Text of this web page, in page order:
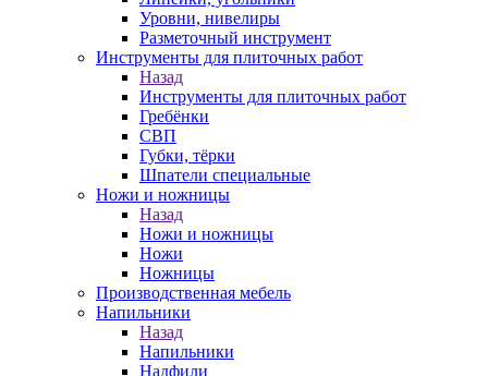
Уровни, нивелиры
Разметочный инструмент
Инструменты для плиточных работ
Назад
Инструменты для плиточных работ
Гребёнки
СВП
Губки, тёрки
Шпатели специальные
Ножи и ножницы
Назад
Ножи и ножницы
Ножи
Ножницы
Производственная мебель
Напильники
Назад
Напильники
Надфили